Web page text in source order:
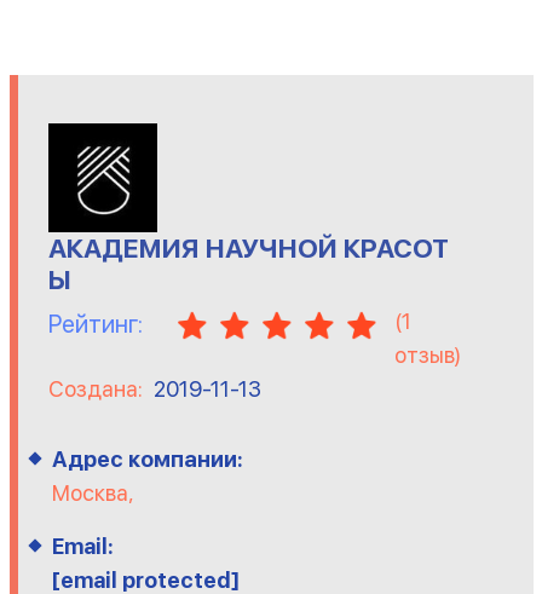
АКАДЕМИЯ НАУЧНОЙ КРАСОТ
Ы
Рейтинг: (1
отзыв)
Создана: 2019-11-13
Адрес компании:
Москва,
Email:
[email protected]